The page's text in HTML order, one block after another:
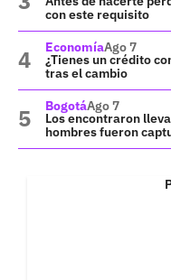
con este requisito
EconomíaAgo 7
¿Tienes un crédito
tras el cambio
BogotáAgo 7
Los encontraron
hombres fueron